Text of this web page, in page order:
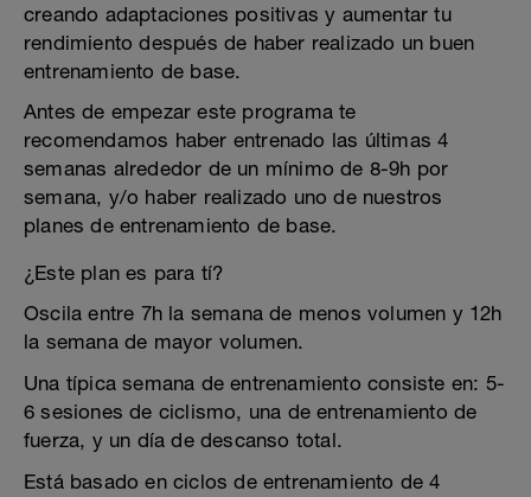
creando adaptaciones positivas y aumentar tu
rendimiento después de haber realizado un buen
entrenamiento de base.
Antes de empezar este programa te
recomendamos haber entrenado las últimas 4
semanas alrededor de un mínimo de 8-9h por
semana, y/o haber realizado uno de nuestros
planes de entrenamiento de base.
¿Este plan es para tí?
Oscila entre 7h la semana de menos volumen y 12h
la semana de mayor volumen.
Una típica semana de entrenamiento consiste en: 5-
6 sesiones de ciclismo, una de entrenamiento de
fuerza, y un día de descanso total.
Está basado en ciclos de entrenamiento de 4